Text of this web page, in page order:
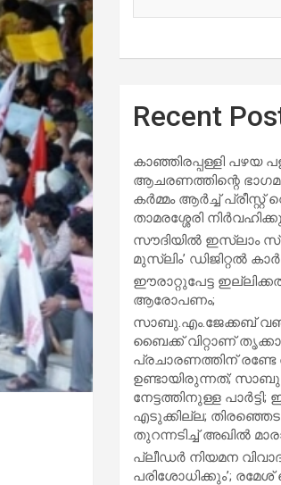
Recent
കാഞ്ഞിരപ്പള്ളി പഴയ
ആചരണത്തിന്റെ
കർമ്മം ആർച്ച്
താമരശ്ശേരി
സൗദിയില്‍ ഇസ്‌ലാം
മുസ്ലിം’ ഡിജിറ്റല്‍
ഈരാറ്റുപേട്ട ഇല്ലിക്കൽ
ആരോപണം;
സാബു.എം.ജേക്കബ്
ബൈക്ക് വിറ്റാണ്
പ്രചാരണത്തിന്
ഉണ്ടായിരുന്നത്;
നേട്ടത്തിനുള്ള
എടുക്കില്ല;
തുറന്നടിച്ച് അഖില്‍
പ്ലീഡർ നിയമന
പരിശോധിക്കും’; രമേശ്